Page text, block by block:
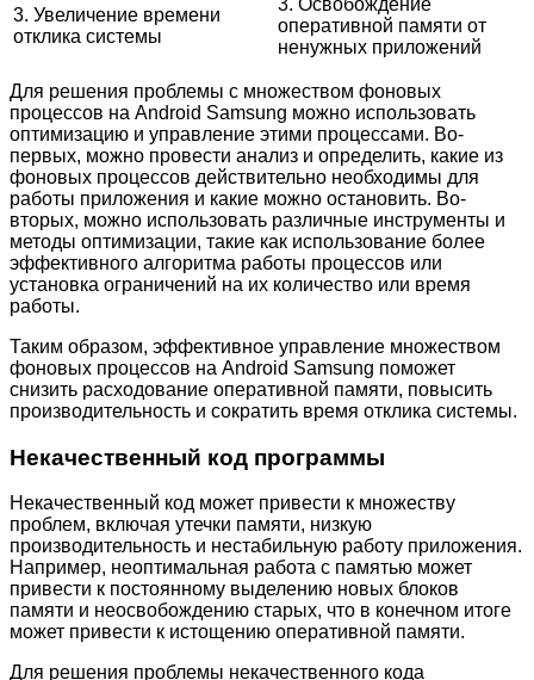
3. Увеличение времени
отклика системы
оперативной памяти от
ненужных приложений
Для решения проблемы с множеством фоновых
процессов на Android Samsung можно использовать
оптимизацию и управление этими процессами. Во-
первых, можно провести анализ и определить, какие из
фоновых процессов действительно необходимы для
работы приложения и какие можно остановить. Во-
вторых, можно использовать различные инструменты и
методы оптимизации, такие как использование более
эффективного алгоритма работы процессов или
установка ограничений на их количество или время
работы.
Таким образом, эффективное управление множеством
фоновых процессов на Android Samsung поможет
снизить расходование оперативной памяти, повысить
производительность и сократить время отклика системы.
Некачественный код программы
Некачественный код может привести к множеству
проблем, включая утечки памяти, низкую
производительность и нестабильную работу приложения.
Например, неоптимальная работа с памятью может
привести к постоянному выделению новых блоков
памяти и неосвобождению старых, что в конечном итоге
может привести к истощению оперативной памяти.
Для решения проблемы некачественного кода